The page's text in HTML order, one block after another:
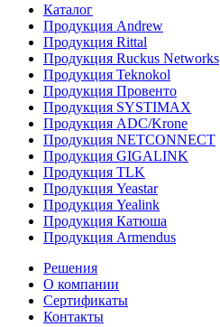
Каталог
Продукция Andrew
Продукция Rittal
Продукция Ruckus Networks
Продукция Teknokol
Продукция Провенто
Продукция SYSTIMAX
Продукция ADC/Krone
Продукция NETCONNECT
Продукция GIGALINK
Продукция TLK
Продукция Yeastar
Продукция Yealink
Продукция Катюша
Продукция Armendus
Решения
О компании
Сертификаты
Контакты